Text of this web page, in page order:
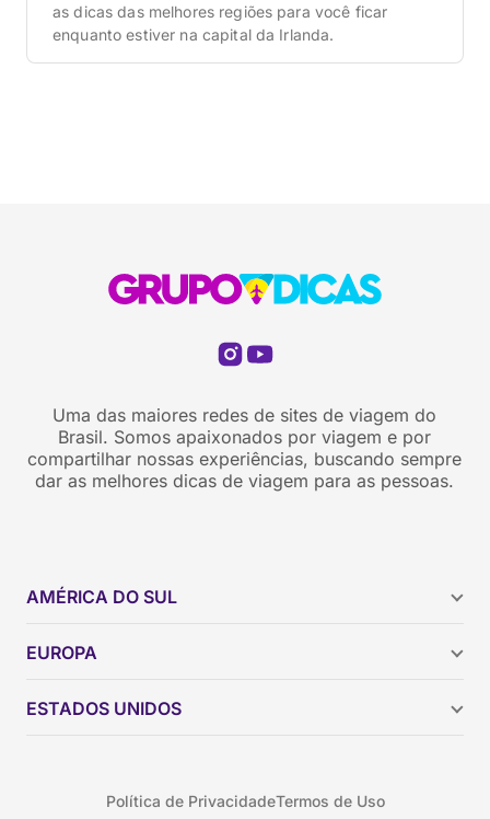
as dicas das melhores regiões para você ficar
enquanto estiver na capital da Irlanda.
Uma das maiores redes de sites de viagem do
Brasil. Somos apaixonados por viagem e por
compartilhar nossas experiências, buscando sempre
dar as melhores dicas de viagem para as pessoas.
AMÉRICA DO SUL
Brasil
Colômbia
EUROPA
ESTADOS UNIDOS
Política de PrivacidadeTermos de Uso